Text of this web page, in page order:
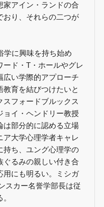
家アイン・ランドの合
おり、それらの二つが
学に興味を持ち始め
ード・T・ホールやグレ
広い学際的アプローチ
育を結びつけたいと
フォードブルックス
ョイ・ヘンドリー教授
は部分的に認める立場
ア大学心理学者キャレ
持ち、ユング心理学の
ぐるみの親しい付き合
用にも明るい。ミシガ
スカー名誉学部長は従